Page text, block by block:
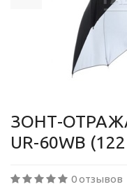
ЗОНТ-
UR-60WB
0 отзывов